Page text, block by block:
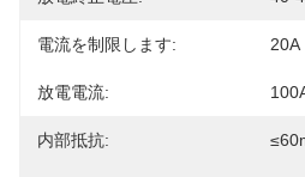
電流を制限します: 20A
放電電流:
内部抵抗: